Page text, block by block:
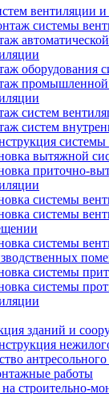
вентиляции
системы
оборудования
промышленной
систем
систем
вытяжной
приточно-
системы
системы
системы
системы
системы
зданий и
антресольного
работы
строительно-